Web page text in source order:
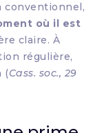
conventionnel,
où il est
claire. À
régulière,
(Cass. soc., 29